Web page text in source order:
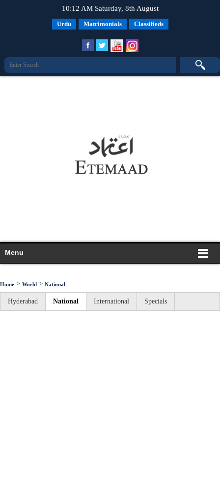
10:12 AM Saturday, 8th August
Urdu Matrimonials Classifieds
Menu
Home > World > National
Hyderabad National International Specials